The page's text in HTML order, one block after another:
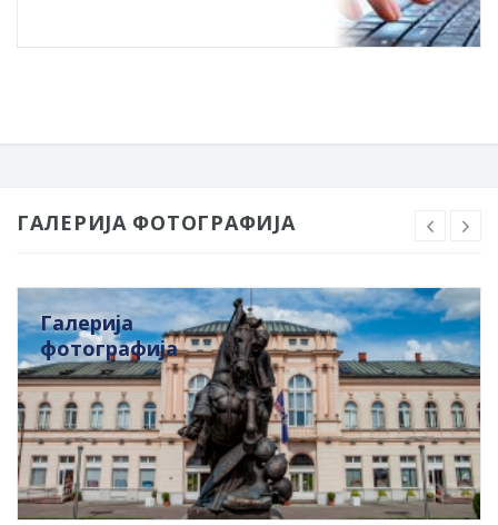
ГАЛЕРИЈА ФОТОГРАФИЈА
Галерија
фотографија